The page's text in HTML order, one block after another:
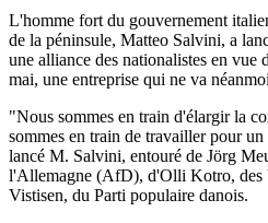
L'homme fort du gouvernement
de la péninsule, Matteo Salvini, a
une alliance des nationalistes en vue
mai, une entreprise qui ne va
"Nous sommes en train d'élargir la
sommes en train de travailler pour
lancé M. Salvini, entouré de Jörg
l'Allemagne (AfD), d'Olli Kotro, des
Vistisen, du Parti populaire danois.